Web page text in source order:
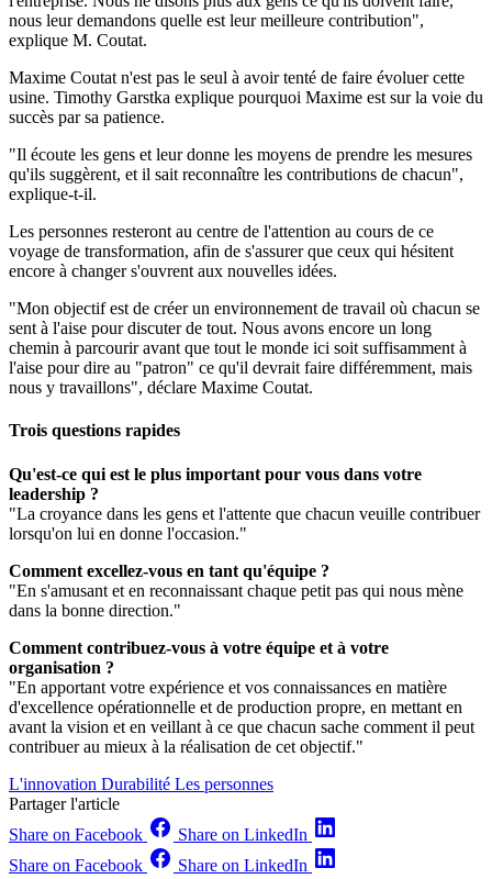
nous leur demandons quelle est leur meilleure contribution",
explique M. Coutat.
Maxime Coutat n'est pas le seul à avoir tenté de faire évoluer cette
usine. Timothy Garstka explique pourquoi Maxime est sur la voie du
succès par sa patience.
"Il écoute les gens et leur donne les moyens de prendre les mesures
qu'ils suggèrent, et il sait reconnaître les contributions de chacun",
explique-t-il.
Les personnes resteront au centre de l'attention au cours de ce
voyage de transformation, afin de s'assurer que ceux qui hésitent
encore à changer s'ouvrent aux nouvelles idées.
"Mon objectif est de créer un environnement de travail où chacun se
sent à l'aise pour discuter de tout. Nous avons encore un long
chemin à parcourir avant que tout le monde ici soit suffisamment à
l'aise pour dire au "patron" ce qu'il devrait faire différemment, mais
nous y travaillons", déclare Maxime Coutat.
Trois questions rapides
Qu'est-ce qui est le plus important pour vous dans votre
leadership ?
"La croyance dans les gens et l'attente que chacun veuille contribuer
lorsqu'on lui en donne l'occasion."
Comment excellez-vous en tant qu'équipe ?
"En s'amusant et en reconnaissant chaque petit pas qui nous mène
dans la bonne direction."
Comment contribuez-vous à votre équipe et à votre
organisation ?
"En apportant votre expérience et vos connaissances en matière
d'excellence opérationnelle et de production propre, en mettant en
avant la vision et en veillant à ce que chacun sache comment il peut
contribuer au mieux à la réalisation de cet objectif."
L'innovation Durabilité Les personnes
Partager l'article
Share on Facebook
Share on LinkedIn
Share on Facebook
Share on LinkedIn